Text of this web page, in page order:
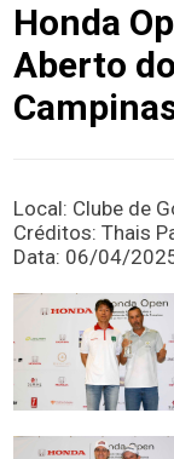
Honda
Aberto
Local: Clube de
Créditos: Thais
Data: 06/04/